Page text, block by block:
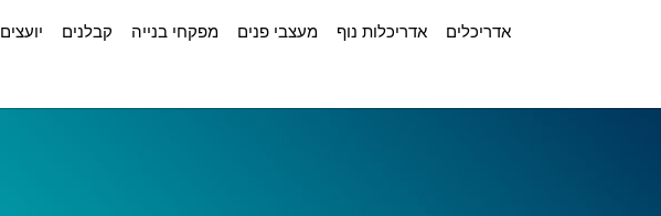
אדריכלים אדריכלות נוף מעצבי פנים מפקחי בנייה קבלנים יועצים